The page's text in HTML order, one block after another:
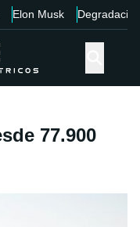
Elon Musk Degradación
77.900